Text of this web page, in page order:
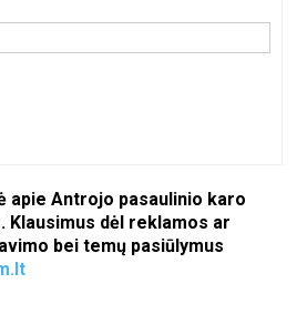
apie Antrojo pasaulinio karo
dėl reklamos ar
bei temų pasiūlymus